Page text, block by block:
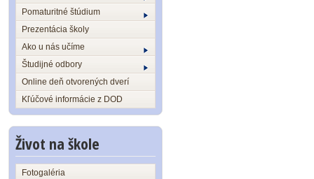
Pomaturitné štúdium
Prezentácia školy
Ako u nás učíme
Študijné odbory
Online deň otvorených dverí
Kľúčové informácie z DOD
Život na škole
Fotogaléria